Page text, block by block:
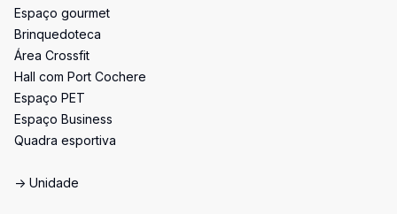
Espaço gourmet
Brinquedoteca
Área Crossfit
Hall com Port Cochere
Espaço PET
Espaço Business
Quadra esportiva
-> Unidade